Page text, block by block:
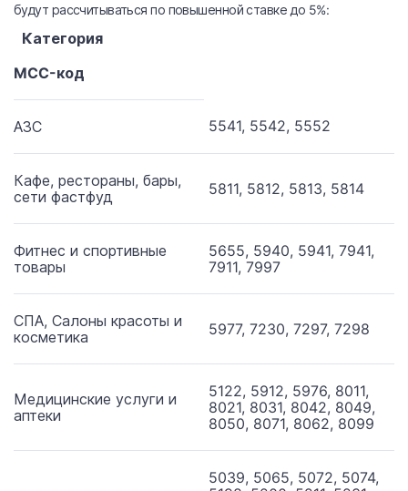
будут рассчитываться по повышенной ставке до 5%:
Категория
MCC-код
АЗС 5541, 5542, 5552
Кафе, рестораны, бары,
сети фастфуд
5811, 5812, 5813, 5814
Фитнес и спортивные
товары
5655, 5940, 5941, 7941,
7911, 7997
СПА, Салоны красоты и
косметика
5977, 7230, 7297, 7298
Медицинские услуги и
аптеки
5122, 5912, 5976, 8011,
8021, 8031, 8042, 8049,
8050, 8071, 8062, 8099
5039, 5065, 5072, 5074,